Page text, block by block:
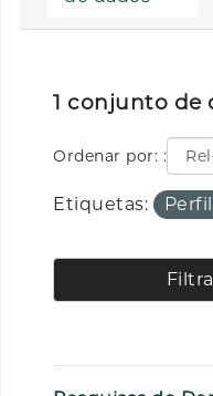
1 conjunto de
Ordenar por:
Etiquetas: